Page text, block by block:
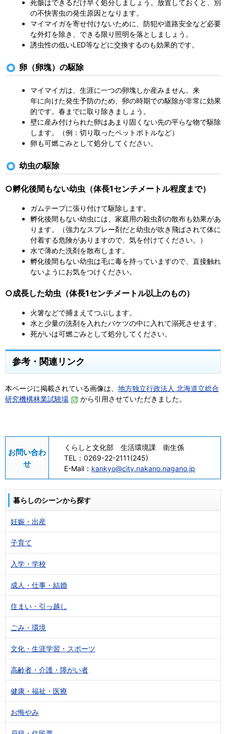
死骸はできるだけ早く処分しましょう。放置しておくと、別
の不快害虫の発生原因となります。
マイマイガを寄せ付けないために、防犯や道路安全など必要
な外灯を除き、できる限り照明を落としましょう。
誘虫性の低いLED等などに交換するのも効果的です。
卵（卵塊）の駆除
マイマイガは、生涯に一つの卵塊しか産みません。来
年に向けた発生予防のため、卵の時期での駆除が非常に効果
的です。春までに取り除きましょう。
壁に産み付けられた卵はあまり固くない先の平らな物で駆除
します。（例：切り取ったペットボトルなど）
卵も可燃ごみとして処分してください。
幼虫の駆除
○孵化後間もない幼虫 （体長1センチメートル程度まで）
ガムテープに張り付けて駆除します。
孵化後間もない幼虫には、家庭用の殺虫剤の散布も効果があ
ります。（強力なスプレー剤だと幼虫が吹き飛ばされて体に
付着する危険がありますので、気を付けてください。）
水で薄めた洗剤を散布します。
孵化後間もない幼虫は毛に毒を持っていますので、直接触れ
ないようにお気をつけください。
○成長した幼虫 （体長1センチメートル以上のもの）
火箸などで捕まえてつぶします。
水と少量の洗剤を入れたバケツの中に入れて溺死させます。
死がいは可燃ごみとして処分してください。
参考・関連リンク
本ページに掲載されている画像は、 地方独立行政法人 北海道立総合
研究機構林業試験場
から引用させていただきました。
お問い合わ
せ
くらしと文化部 生活環境課 衛生係
TEL： 0269-22-2111(245)
E-Mail： kankyo@city.nakano.nagano.jp
暮らしのシーンから探す
妊娠・出産
子育て
入学・学校
成人・仕事・結婚
住まい・引っ越し
ごみ・環境
文化・生涯学習・スポーツ
高齢者・介護・障がい者
健康・福祉・医療
お悔やみ